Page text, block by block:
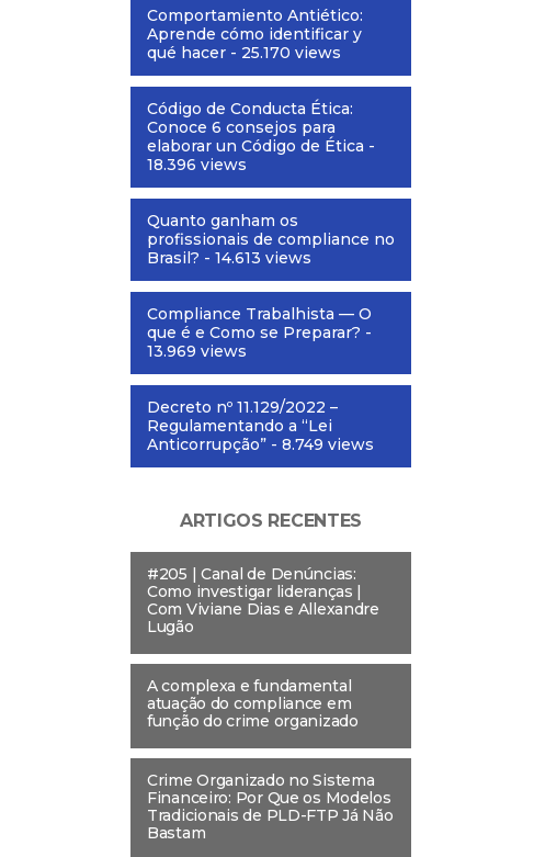
Comportamiento Antiético:
Aprende cómo identificar y
qué hacer - 25.170 views
Código de Conducta Ética:
Conoce 6 consejos para
elaborar un Código de Ética -
18.396 views
Quanto ganham os
profissionais de compliance no
Brasil? - 14.613 views
Compliance Trabalhista — O
que é e Como se Preparar? -
13.969 views
Decreto nº 11.129/2022 –
Regulamentando a “Lei
Anticorrupção” - 8.749 views
ARTIGOS RECENTES
#205 | Canal de Denúncias:
Como investigar lideranças |
Com Viviane Dias e Allexandre
Lugão
A complexa e fundamental
atuação do compliance em
função do crime organizado
Crime Organizado no Sistema
Financeiro: Por Que os Modelos
Tradicionais de PLD-FTP Já Não
Bastam